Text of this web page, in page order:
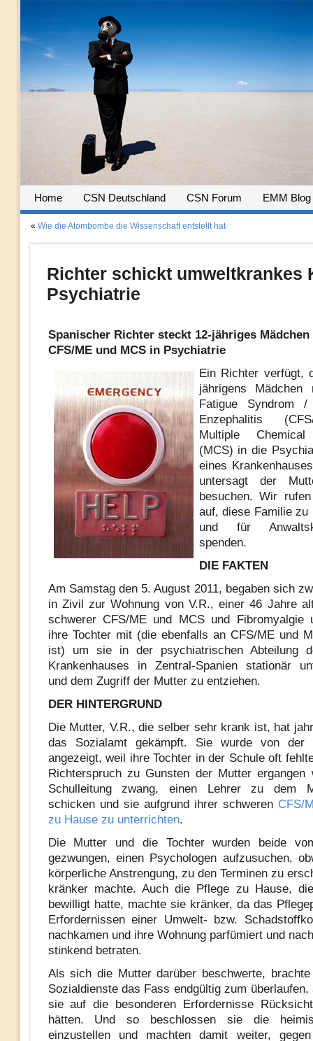
Home CSN Deutschland CSN Forum EMM Blog
« Wie die Atombombe die Wissenschaft entstellt hat
Richter schickt umweltkrankes
Psychiatrie
Spanischer Richter steckt 12-jähriges
CFS/ME und MCS in Psychiatrie
Ein Richter verfügt,
jährigens Mädchen
Fatigue Syndrom /
Enzephalitis
Multiple
(MCS) in die
eines
untersagt der
besuchen. Wir
auf, diese Familie zu
und für
spenden.
DIE FAKTEN
Am Samstag den 5. August 2011, begaben sich
in Zivil zur Wohnung von V.R., einer 46 Jahre
schwerer CFS/ME und MCS und Fibromyalgie
ihre Tochter mit (die ebenfalls an CFS/ME und
ist) um sie in der psychiatrischen Abteilung
Krankenhauses in Zentral-Spanien stationär
und dem Zugriff der Mutter zu entziehen.
DER HINTERGRUND
Die Mutter, V.R., die selber sehr krank ist, hat
das Sozialamt gekämpft. Sie wurde von der
angezeigt, weil ihre Tochter in der Schule oft
Richterspruch zu Gunsten der Mutter ergangen
Schulleitung zwang, einen Lehrer zu dem
schicken und sie aufgrund ihrer schweren CFS/
zu Hause zu unterrichten.
Die Mutter und die Tochter wurden beide
gezwungen, einen Psychologen aufzusuchen,
körperliche Anstrengung, zu den Terminen zu
kränker machte. Auch die Pflege zu Hause,
bewilligt hatte, machte sie kränker, da das
Erfordernissen einer Umwelt- bzw.
nachkamen und ihre Wohnung parfümiert und
stinkend betraten.
Als sich die Mutter darüber beschwerte,
Sozialdienste das Fass endgültig zum
sie auf die besonderen Erfordernisse
hätten. Und so beschlossen sie die
einzustellen und machten damit weiter,